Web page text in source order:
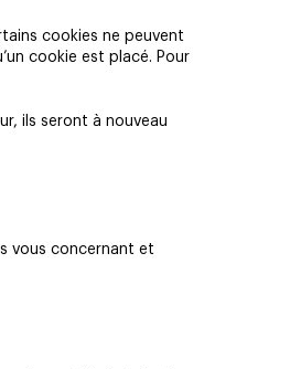
cookies ne peuvent
cookie est placé. Pour
ils seront à nouveau
vous concernant et